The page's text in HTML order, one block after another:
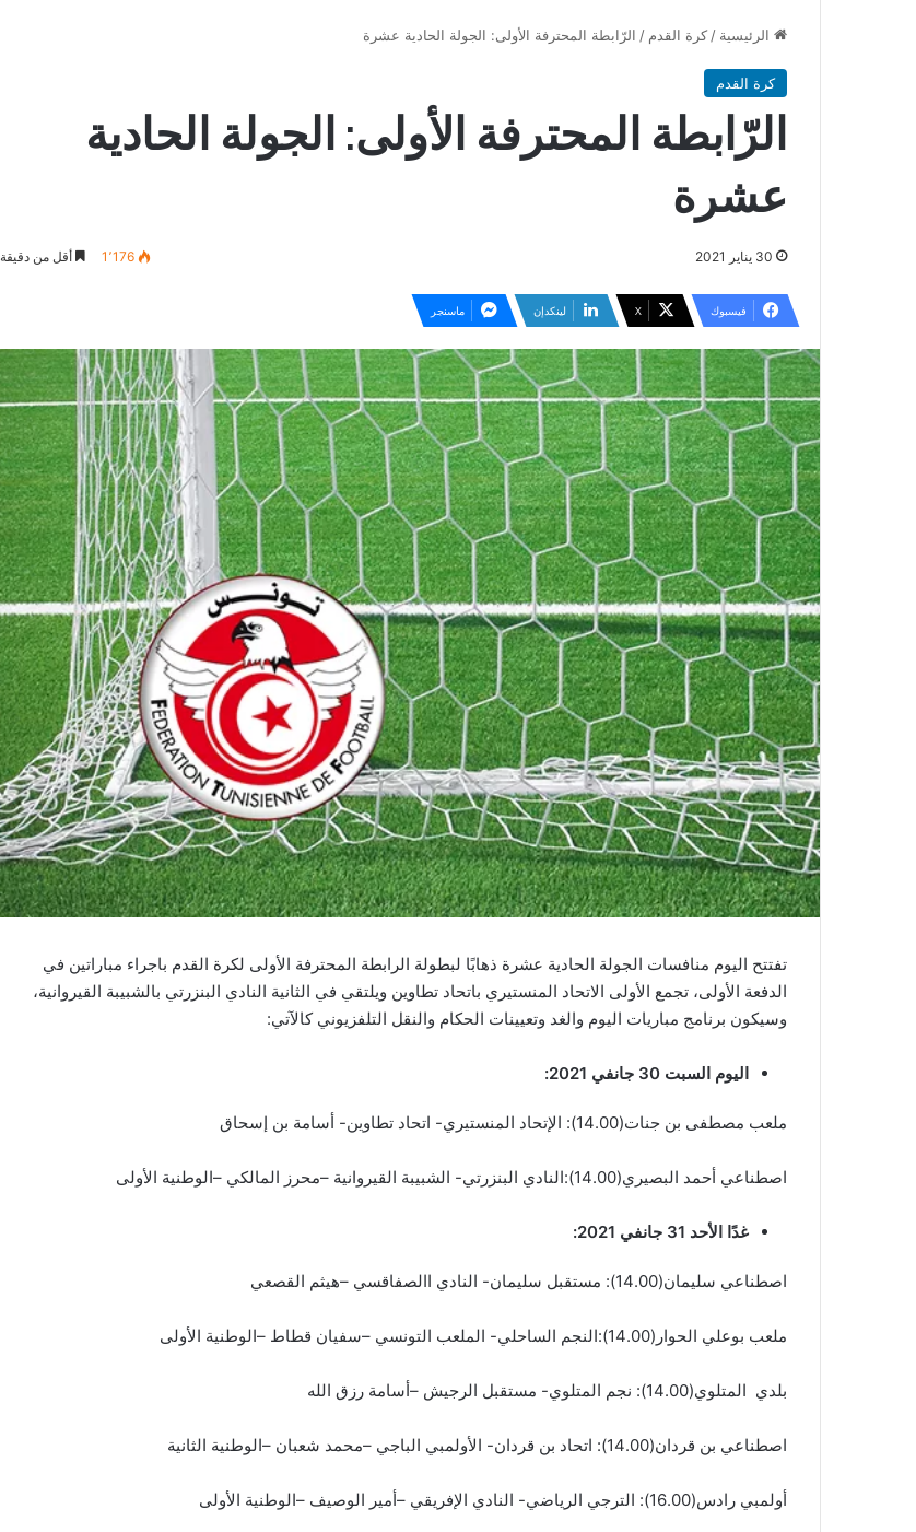
الرئيسية / كرة القدم / الرّابطة المحترفة الأولى: الجولة الحادية عشرة
كرة القدم
الرّابطة المحترفة الأولى: الجولة الحادية
عشرة
30 يناير 2021 1٬176 أقل من دقيقة
فيسبوك ‫X لينكدإن ماسنجر
تفتتح اليوم منافسات الجولة الحادية عشرة ذهابًا لبطولة الرابطة المحترفة الأولى لكرة القدم باجراء مباراتين في
الدفعة الأولى، تجمع الأولى الاتحاد المنستيري باتحاد تطاوين ويلتقي في الثانية النادي البنزرتي بالشبيبة القيروانية،
وسيكون برنامج مباريات اليوم والغد وتعيينات الحكام والنقل التلفزيوني كالآتي:
اليوم السبت 30 جانفي 2021 :
ملعب مصطفى بن جنات(14.00): الإتحاد المنستيري- اتحاد تطاوين- أسامة بن إسحاق
اصطناعي أحمد البصيري(14.00):النادي البنزرتي- الشبيبة القيروانية –محرز المالكي –الوطنية الأولى
غدًا الأحد 31 جانفي 2021 :
اصطناعي سليمان(14.00): مستقبل سليمان- النادي االصفاقسي –هيثم القصعي
ملعب بوعلي الحوار(14.00):النجم الساحلي- الملعب التونسي –سفيان قطاط –الوطنية الأولى
بلدي المتلوي(14.00): نجم المتلوي- مستقبل الرجيش –أسامة رزق الله
اصطناعي بن قردان(14.00): اتحاد بن قردان- الأولمبي الباجي –محمد شعبان –الوطنية الثانية
أولمبي رادس(16.00): الترجي الرياضي- النادي الإفريقي –أمير الوصيف –الوطنية الأولى